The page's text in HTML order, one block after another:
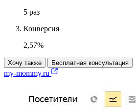
5 раз
Конверсия
2,57%
Хочу также Бесплатная консультация
my-mommy.ru